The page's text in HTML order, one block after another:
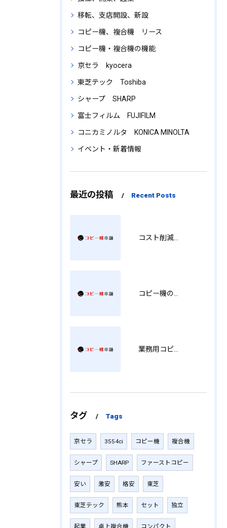
移転、支店開設、新設
コピー機、複合機 リース
コピー機・複合機の機能
京セラ kyocera
東芝テック Toshiba
シャープ SHARP
富士フィルム FUJIFILM
コニカミノルタ KONICA MINOLTA
イベント・新着情報
最近の投稿 Recent Posts
タグ Tags
京セラ 3554ci コピー機 複合機
シャープ SHARP ファーストコピー
安い 激安 格安 東芝
東芝テック 熊本 セット 独立
起業 卓上複合機 コンパクト